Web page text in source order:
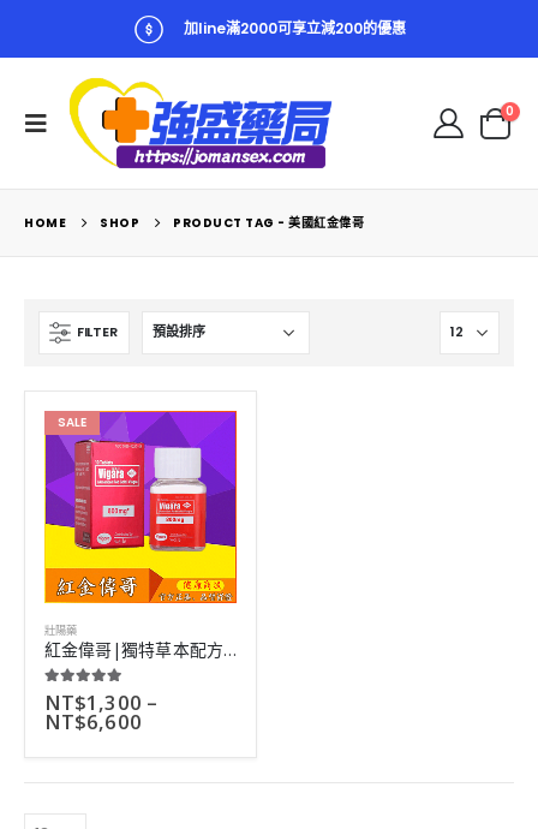
加line滿2000可享立減200的優惠
0
HOME SHOP PRODUCT TAG - 美國紅金偉哥
FILTER
SALE
壯陽藥
紅金偉哥|獨特草本配方製作|總多明星服用評價好|10粒
5.00 out of 5
NT$1,300 –
NT$6,600